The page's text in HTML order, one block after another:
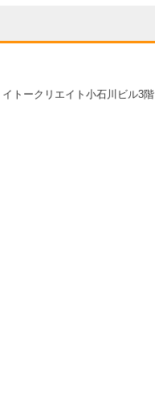
トークリエイト小石川ビル3階